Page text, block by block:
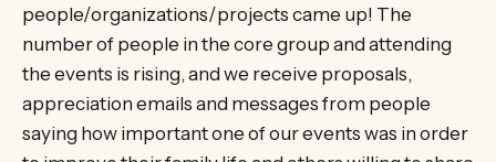
people/organizations/projects came up! The
number of people in the core group and attending
the events is rising, and we receive proposals,
appreciation emails and messages from people
saying how important one of our events was in order